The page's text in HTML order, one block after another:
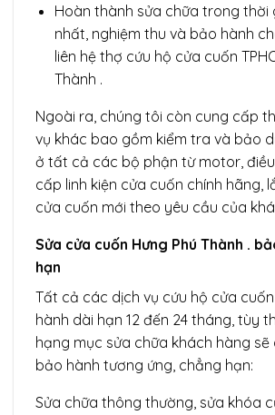
Hoàn thành sửa chữa trong thời
nhất, nghiệm thu và bảo hành
liên hệ thợ cứu hộ cửa cuốn
Thành .
Ngoài ra, chúng tôi còn cung cấp
vụ khác bao gồm kiểm tra và bảo
ở tất cả các bộ phận từ motor, điều
cấp linh kiện cửa cuốn chính hãng,
cửa cuốn mới theo yêu cầu của
Sửa cửa cuốn Hưng Phú Thành .
hạn
Tất cả các dịch vụ cứu hộ cửa
hành dài hạn 12 đến 24 tháng, tùy
hạng mục sửa chữa khách hàng sẽ
bảo hành tương ứng, chẳng hạn:
Sửa chữa thông thường, sửa khóa